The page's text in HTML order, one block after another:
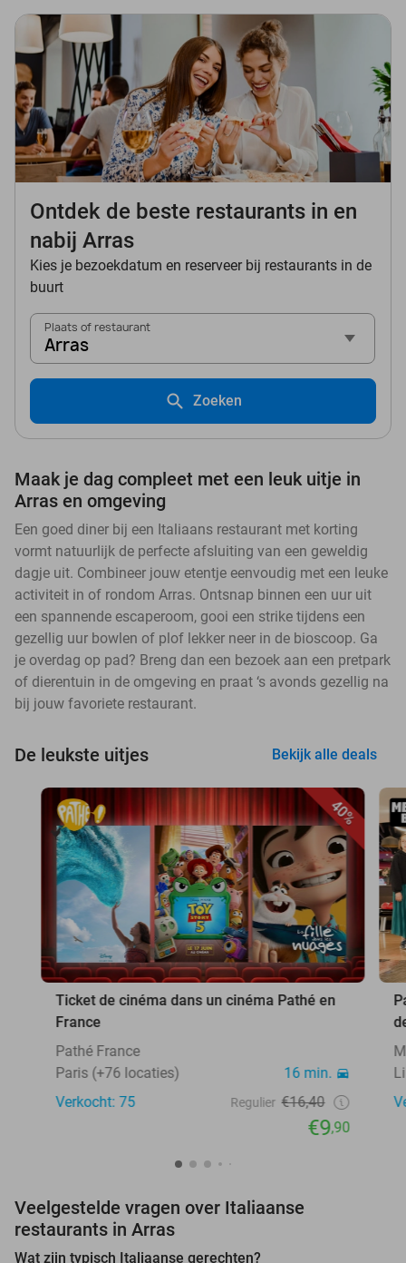
Ontdek de beste restaurants in en
nabij Arras
Kies je bezoekdatum en reserveer bij restaurants in de
buurt
Plaats of restaurant
Arras
Zoeken
Maak je dag compleet met een leuk uitje in
Arras en omgeving
Een goed diner bij een Italiaans restaurant met korting
vormt natuurlijk de perfecte afsluiting van een geweldig
dagje uit. Combineer jouw etentje eenvoudig met een leuke
activiteit in of rondom Arras. Ontsnap binnen een uur uit
een spannende escaperoom, gooi een strike tijdens een
gezellig uur bowlen of plof lekker neer in de bioscoop. Ga
je overdag op pad? Breng dan een bezoek aan een pretpark
of dierentuin in de omgeving en praat ‘s avonds gezellig na
bij jouw favoriete restaurant.
De leukste uitjes Bekijk alle deals
40%
Ticket de cinéma dans un cinéma Pathé en
France
Pathé France
Paris (+76 locaties)
16 min.
Verkocht: 75
Regulier €16,40
€9,90
Veelgestelde vragen over Italiaanse
restaurants in Arras
Wat zijn typisch Italiaanse gerechten?